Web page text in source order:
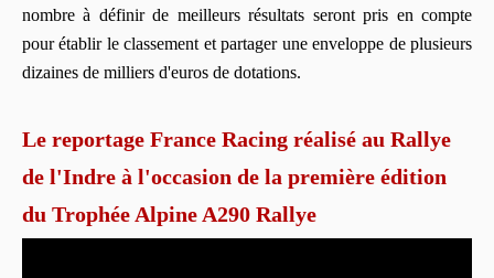
nombre à définir de meilleurs résultats seront pris en compte
pour établir le classement et partager une enveloppe de plusieurs
dizaines de milliers d'euros de dotations.
Le reportage France Racing réalisé au Rallye
de l'Indre à l'occasion de la première édition
du Trophée Alpine A290 Rallye